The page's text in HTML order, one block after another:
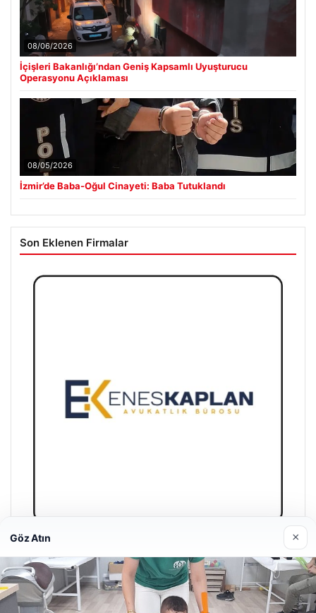
08/06/2026
İçişleri Bakanlığı’ndan Geniş Kapsamlı Uyuşturucu
Operasyonu Açıklaması
08/05/2026
İzmir’de Baba-Oğul Cinayeti: Baba Tutuklandı
Son Eklenen Firmalar
04/28/2026
Göz Atın ×